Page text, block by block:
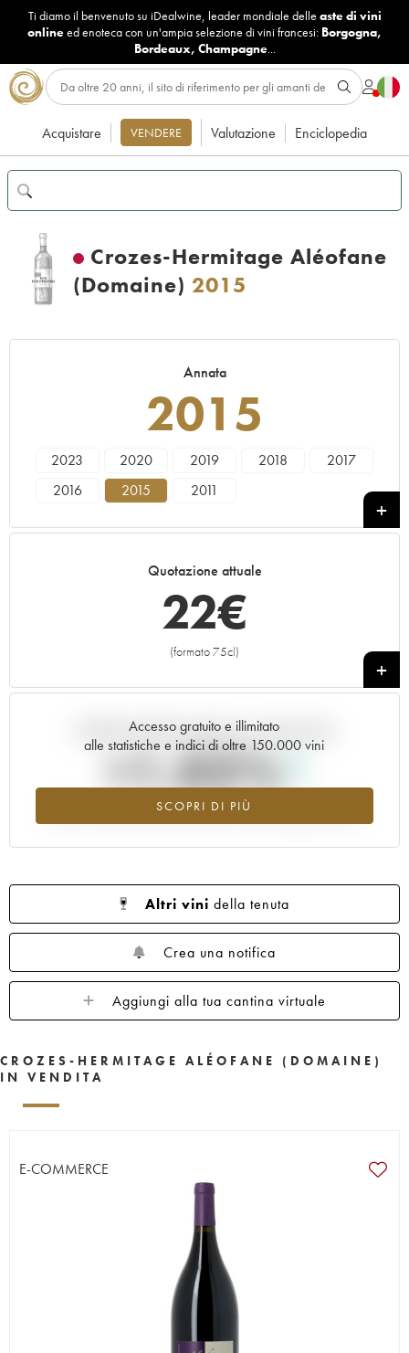
Ti diamo il benvenuto su iDealwine, leader mondiale delle aste di vini
onlineed enoteca con un'ampia selezione di vini francesi: Borgogna,
Bordeaux, Champagne...
Acquistare VENDERE Valutazione Enciclopedia
Crozes-Hermitage Aléofane
(Domaine) 2015
Annata
2015
2023 2020 2019 2018
2017
2016
2015 2011
Quotazione attuale
22€
(formato 75cl)
+
Accesso gratuito e illimitato
alle statistiche e indici di oltre 150.000 vini
SCOPRI DI PIÙ
Andamento della quotazione in tempo reale
+1.02%
Valore in aumento per l'annata 2015 nel 2026 rispetto al 2025
Altri vini della tenuta
Crea una notifica
Aggiungi alla tua cantina virtuale
CROZES-HERMITAGE ALÉOFANE (DOMAINE)
IN VENDITA
E-COMMERCE